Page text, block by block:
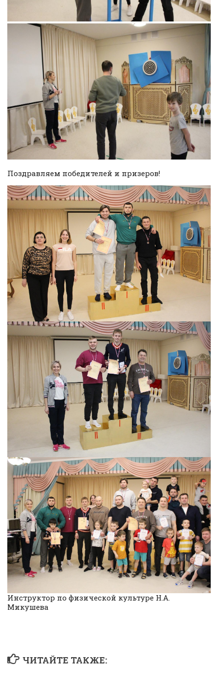
Поздравляем победителей и призеров!
Инструктор по физической культуре Н.А.
Микушева
ЧИТАЙТЕ ТАКЖЕ: